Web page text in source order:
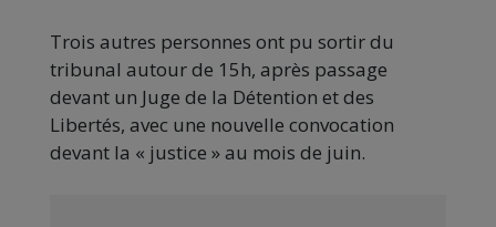
Trois autres personnes ont pu sortir du
tribunal autour de 15h, après passage
devant un Juge de la Détention et des
Libertés, avec une nouvelle convocation
devant la « justice » au mois de juin.